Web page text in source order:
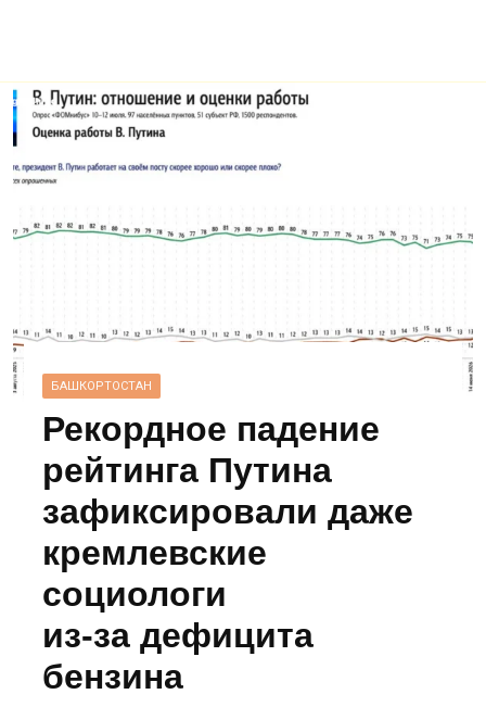
БАШКОРТОСТАН
Рекордное падение
рейтинга Путина
зафиксировали даже
кремлевские
социологи
из‑за дефицита
бензина